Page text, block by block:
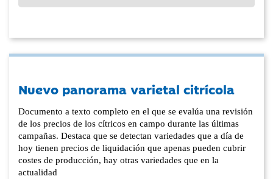
Nuevo panorama varietal citrícola
Documento a texto completo en el que se evalúa una revisión
de los precios de los cítricos en campo durante las últimas
campañas. Destaca que se detectan variedades que a día de
hoy tienen precios de liquidación que apenas pueden cubrir
costes de producción, hay otras variedades que en la
actualidad